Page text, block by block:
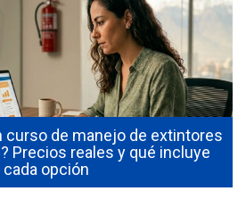
curso de manejo de extintores
Precios reales y qué incluye
cada opción